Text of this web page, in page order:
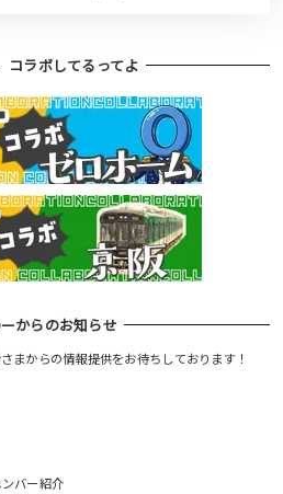
コラボしてるってよ
からのお知らせ
まからの情報提供をお待ちしております！
バー紹介